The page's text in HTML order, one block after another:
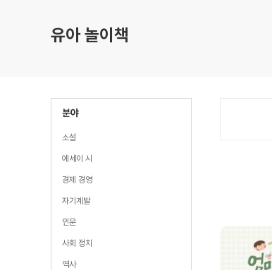
유아 놀이책
분야
소설
에세이 시
경제 경영
자기계발
인문
사회 정치
역사